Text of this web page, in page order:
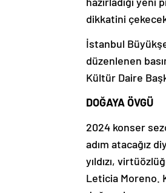
dikkatini
İstanbul
düzenlenen
Kültür Daire
DOĞAYA ÖVGÜ
2024 konser
adım atacağız
yıldızı,
Leticia Moreno.